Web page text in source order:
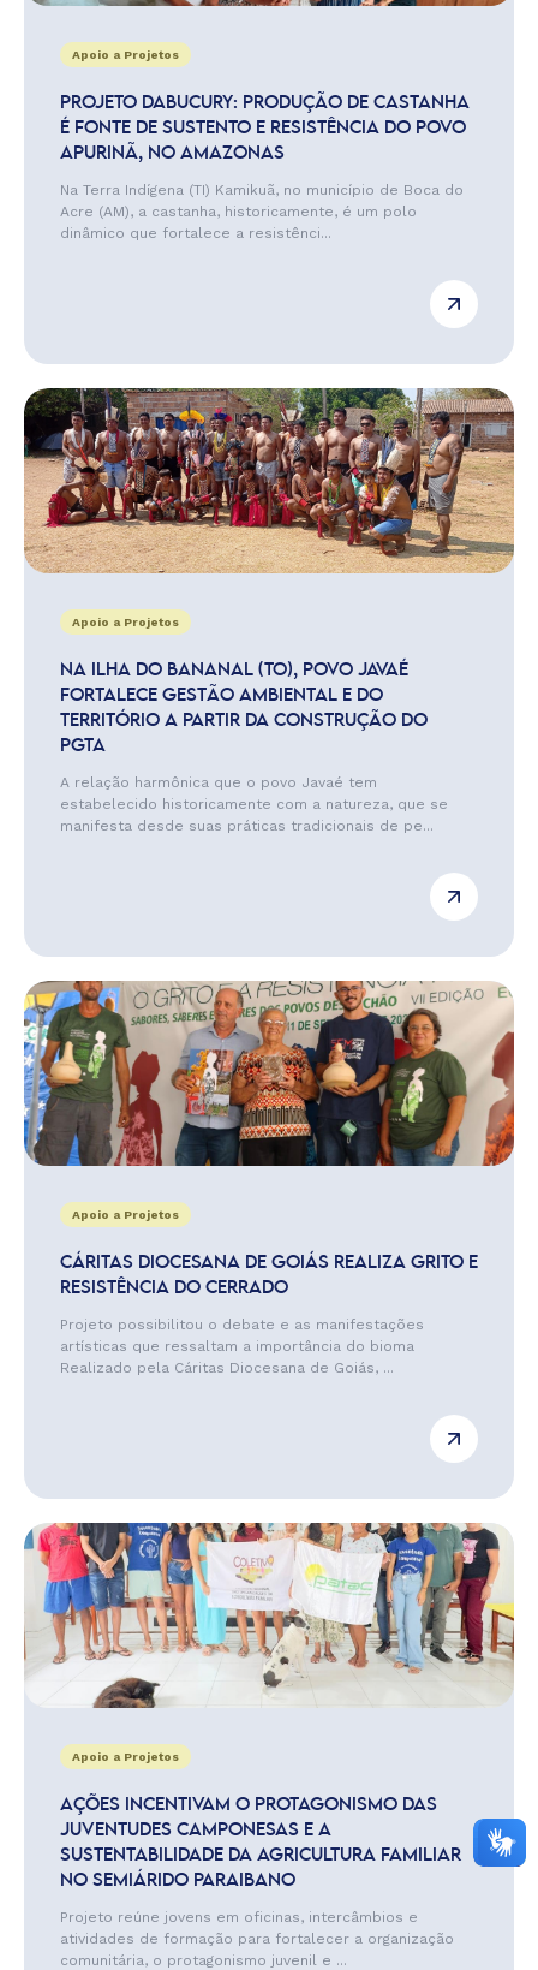
Apoio a Projetos
PROJETO DABUCURY: PRODUÇÃO DE CASTANHA
É FONTE DE SUSTENTO E RESISTÊNCIA DO POVO
APURINÃ, NO AMAZONAS
Na Terra Indígena (TI) Kamikuã, no município de Boca do
Acre (AM), a castanha, historicamente, é um polo
dinâmico que fortalece a resistênci...
Apoio a Projetos
NA ILHA DO BANANAL (TO), POVO JAVAÉ
FORTALECE GESTÃO AMBIENTAL E DO
TERRITÓRIO A PARTIR DA CONSTRUÇÃO DO
PGTA
A relação harmônica que o povo Javaé tem
estabelecido historicamente com a natureza, que se
manifesta desde suas práticas tradicionais de pe...
Apoio a Projetos
CÁRITAS DIOCESANA DE GOIÁS REALIZA GRITO E
RESISTÊNCIA DO CERRADO
Projeto possibilitou o debate e as manifestações
artísticas que ressaltam a importância do bioma
Realizado pela Cáritas Diocesana de Goiás, ...
Apoio a Projetos
AÇÕES INCENTIVAM O PROTAGONISMO DAS
JUVENTUDES CAMPONESAS E A
SUSTENTABILIDADE DA AGRICULTURA FAMILIAR
NO SEMIÁRIDO PARAIBANO
Projeto reúne jovens em oficinas, intercâmbios e
atividades de formação para fortalecer a organização
comunitária, o protagonismo juvenil e ...